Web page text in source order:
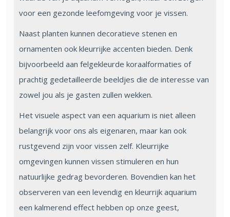
voor een gezonde leefomgeving voor je vissen.
Naast planten kunnen decoratieve stenen en
ornamenten ook kleurrijke accenten bieden. Denk
bijvoorbeeld aan felgekleurde koraalformaties of
prachtig gedetailleerde beeldjes die de interesse van
zowel jou als je gasten zullen wekken.
Het visuele aspect van een aquarium is niet alleen
belangrijk voor ons als eigenaren, maar kan ook
rustgevend zijn voor vissen zelf. Kleurrijke
omgevingen kunnen vissen stimuleren en hun
natuurlijke gedrag bevorderen. Bovendien kan het
observeren van een levendig en kleurrijk aquarium
een kalmerend effect hebben op onze geest,